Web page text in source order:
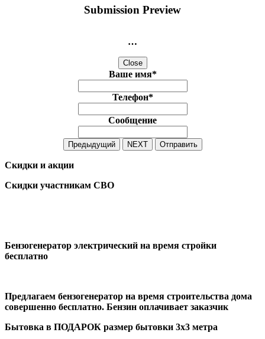
Submission Preview
…
Close
Ваше имя*
Телефон*
Сообщение
Предыдущий NEXT Отправить
Скидки и акции
Скидки участникам СВО
Бензогенератор электрический на время стройки
бесплатно
Предлагаем бензогенератор на время строительства дома
совершенно бесплатно. Бензин оплачивает заказчик
Бытовка в ПОДАРОК размер бытовки 3х3 метра